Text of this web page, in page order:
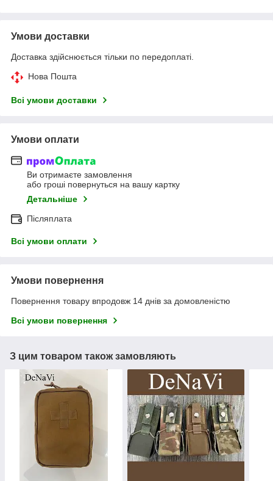
Умови доставки
Доставка здійснюється тільки по передоплаті.
Нова Пошта
Всі умови доставки
Умови оплати
Ви отримаєте замовлення
або гроші повернуться на вашу картку
Детальніше
Післяплата
Всі умови оплати
Умови повернення
Повернення товару впродовж 14 днів за домовленістю
Всі умови повернення
З цим товаром також замовляють